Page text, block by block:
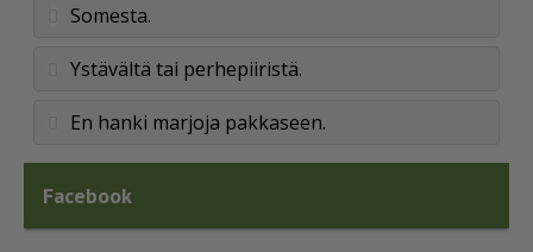
Somesta.
Ystävältä tai perhepiiristä.
En hanki marjoja pakkaseen.
Facebook